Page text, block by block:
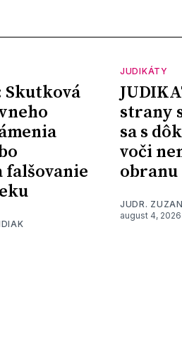
Skutková
falšovanie
JUDIKÁTY
strany
sa s
voči
obranu
JUDR.
august 4, 2026